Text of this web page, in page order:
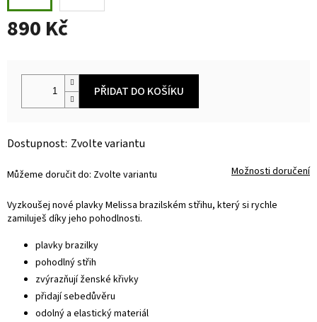
890 Kč
Zvolte variantu
Můžeme doručit do: Zvolte variantu Možnosti doručení
PŘIDAT DO KOŠÍKU
Vyzkoušej nové plavky Melissa brazilském střihu, který si rychle
zamiluješ díky jeho pohodlnosti.
plavky brazilky
pohodlný střih
zvýrazňují ženské křivky
přidají sebedůvěru
odolný a elastický materiál